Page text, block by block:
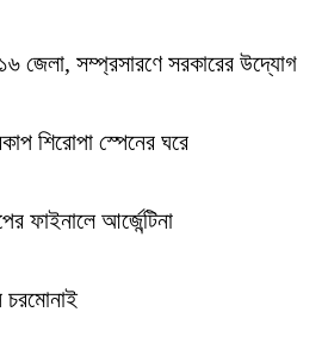
জেলা, সম্প্রসারণে সরকারের উদ্যোগ
শিরোপা স্পেনের ঘরে
ফাইনালে আর্জেন্টিনা